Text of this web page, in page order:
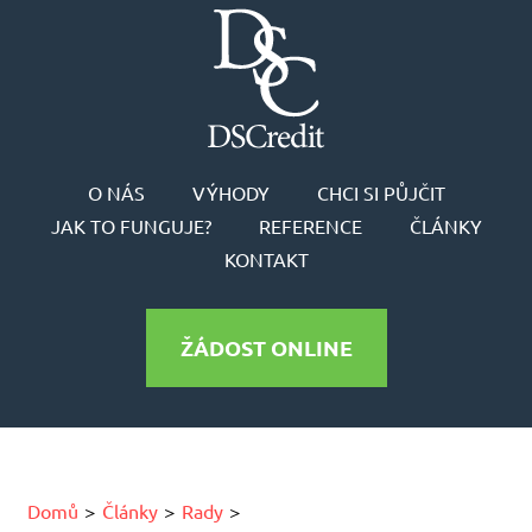
O NÁS VÝHODY
CHCI SI PŮJČIT
JAK TO FUNGUJE?
REFERENCE
ČLÁNKY
KONTAKT
ŽÁDOST ONLINE
Domů Články Rady